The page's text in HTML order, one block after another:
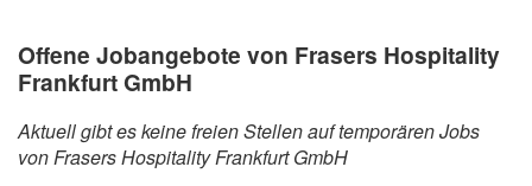
Offene Jobangebote von Frasers Hospitality
Frankfurt GmbH
Aktuell gibt es keine freien Stellen auf temporären Jobs
von Frasers Hospitality Frankfurt GmbH